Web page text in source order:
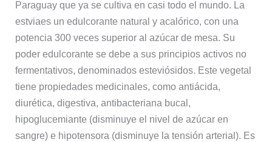
Paraguay que ya se cultiva en casi todo el mundo. La
estviaes un edulcorante natural y acalórico, con una
potencia 300 veces superior al azúcar de mesa. Su
poder edulcorante se debe a sus principios activos no
fermentativos, denominados esteviósidos. Este vegetal
tiene propiedades medicinales, como antiácida,
diurética, digestiva, antibacteriana bucal,
hipoglucemiante (disminuye el nivel de azúcar en
sangre) e hipotensora (disminuye la tensión arterial). Es